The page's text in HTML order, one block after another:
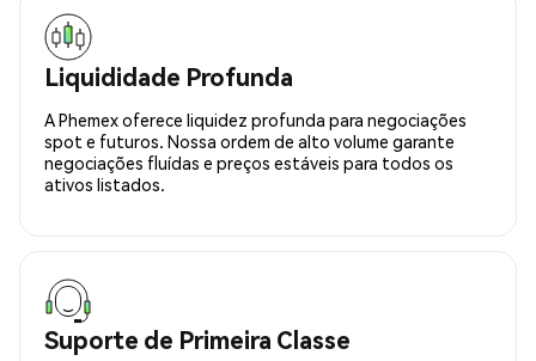
Liquididade Profunda
A Phemex oferece liquidez profunda para negociações
spot e futuros. Nossa ordem de alto volume garante
negociações fluídas e preços estáveis para todos os
ativos listados.
Suporte de Primeira Classe